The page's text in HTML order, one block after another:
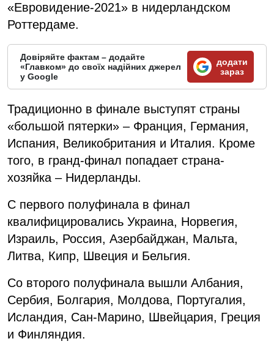
«Евровидение-2021» в нидерландском
Роттердаме.
Довіряйте фактам – додайте
«Главком» до своїх надійних джерел
у Google
додати
зараз
Традиционно в финале выступят страны
«большой пятерки» – Франция, Германия,
Испания, Великобритания и Италия. Кроме
того, в гранд-финал попадает страна-
хозяйка – Нидерланды.
С первого полуфинала в финал
квалифицировались Украина, Норвегия,
Израиль, Россия, Азербайджан, Мальта,
Литва, Кипр, Швеция и Бельгия.
Со второго полуфинала вышли Албания,
Сербия, Болгария, Молдова, Португалия,
Исландия, Сан-Марино, Швейцария, Греция
и Финляндия.